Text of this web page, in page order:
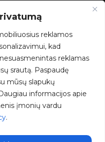
reklamos
kad
reklamas
srautą. Paspaudę
mūsų slapukų
informacijos apie
įmonių vardu
.